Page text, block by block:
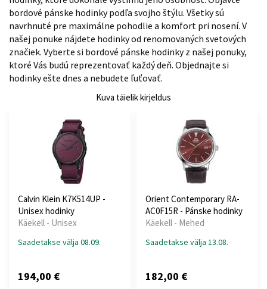
bordové pánske hodinky podľa svojho štýlu. Všetky sú
navrhnuté pre maximálne pohodlie a komfort pri nosení. V
našej ponuke nájdete hodinky od renomovaných svetových
značiek. Vyberte si bordové pánske hodinky z našej ponuky,
ktoré Vás budú reprezentovať každý deň. Objednajte si
hodinky ešte dnes a nebudete ľuťovať.
Kuva täielik kirjeldus
Calvin Klein K7K514UP -
Unisex hodinky
Käekell - Unisex
Saadetakse välja 08.09.
194,00 €
Orient Contemporary RA-
AC0F15R - Pánske hodinky
Käekell - Mehed
Saadetakse välja 13.08.
182,00 €